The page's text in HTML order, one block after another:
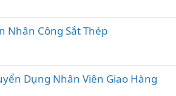
Nhân Công Sắt Thép
Dụng Nhân Viên Giao Hàng